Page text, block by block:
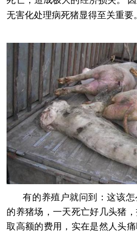
无害化处理病死猪显得至关重要
有的养殖户就问到：这该
的养猪场，一天死亡好几头猪
取高额的费用，实在是然人头